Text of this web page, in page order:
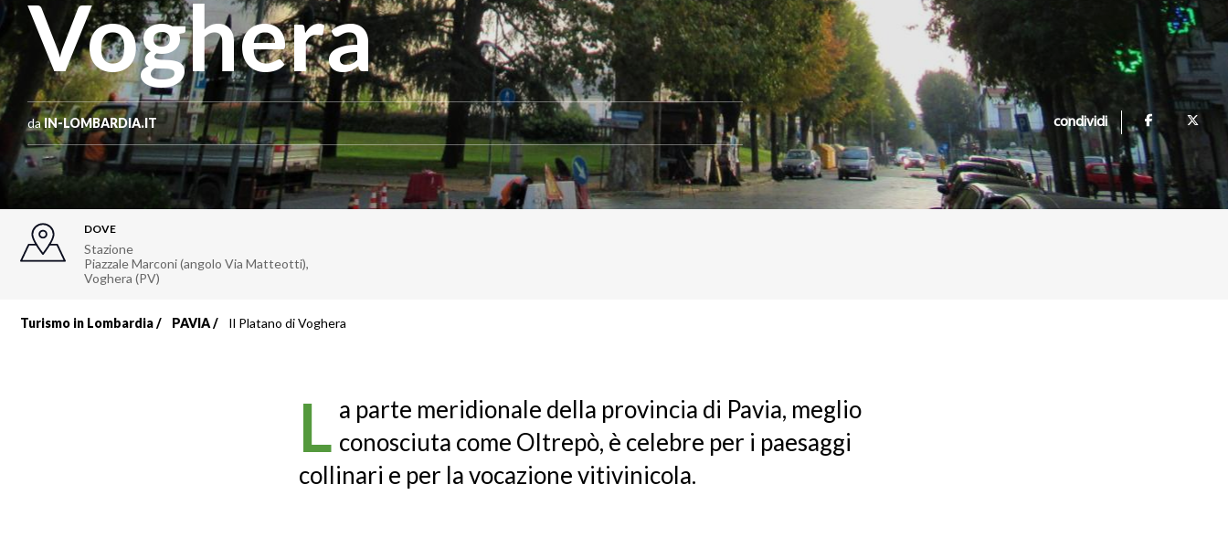
Voghera
daIN-LOMBARDIA.IT condividi
DOVE
Stazione
Piazzale Marconi (angolo Via Matteotti),
Voghera (PV)
Turismo in Lombardia PAVIA Il Platano di Voghera
L a parte meridionale della provincia di Pavia, meglio
conosciuta come Oltrepò, è celebre per i paesaggi
collinari e per la vocazione vitivinicola.